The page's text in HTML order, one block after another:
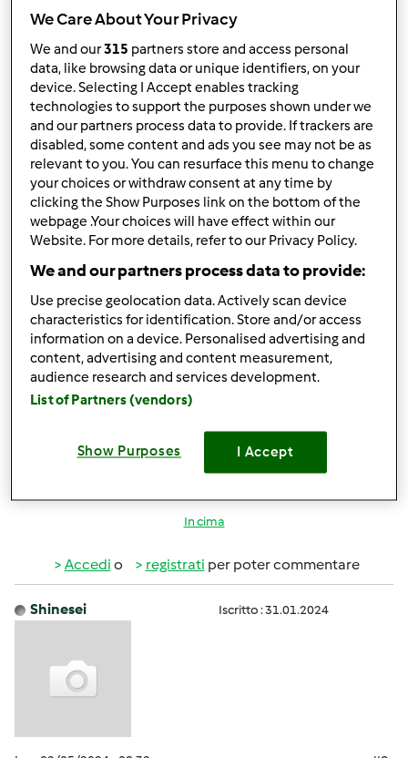
Risposta rapida
AndyMurray Iscritto : 18.08.2024
Ven, 11/28/2025 - 08:41
Ciao! 😊
Per spostare il Bimby in modo più semplice, il trucco è
non trascinarlo. Puoi anche valutare una base scorrevole
dedicata, come quella dello shop, che facilita lo
spostamento soprattutto quando cucini a Varoma. Un
altro piccolo accorgimento è posizionarlo vicino alla
cappa o a un piano resistente al vapore, così eviti di
casinocanada.com
In cima
Accedi o registrati per poter commentare
Shinesei Iscritto : 31.01.2024
We Care About Your Privacy
We and our315 partners store and access personal
data, like browsing data or unique identifiers, on your
device. Selecting I Accept enables tracking
technologies to support the purposes shown under we
and our partners process data to provide. If trackers are
disabled, some content and ads you see may not be as
relevant to you. You can resurface this menu to change
your choices or withdraw consent at any time by
clicking the Show Purposes link on the bottom of the
webpage .Your choices will have effect within our
Website. For more details, refer to our Privacy Policy.
We and our partners process data to provide:
Use precise geolocation data. Actively scan device
characteristics for identification. Store and/or access
information on a device. Personalised advertising and
content, advertising and content measurement,
audience research and services development.
List of Partners (vendors)
Show Purposes I Accept